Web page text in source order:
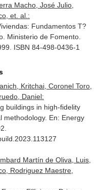
Macho, José Julio,
et. al.:
Fundamentos T?
Ministerio de Fomento.
ISBN 84-498-0436-1
Kritchai, Coronel Toro,
Daniel:
buildings in high-fidelity
methodology. En: Energy
Martín de Oliva, Luis,
Rodriguez Maestre,